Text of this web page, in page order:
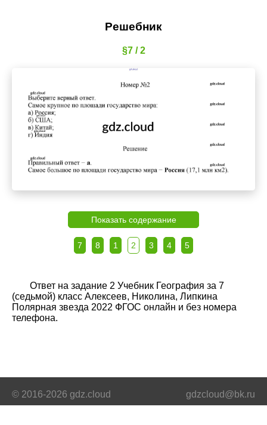
Решебник
§7 / 2
Показать содержание
7 8 1 2 3 4 5
Ответ на задание 2 Учебник География за 7
(седьмой) класс Алексеев, Николина, Липкина
Полярная звезда 2022 ФГОС онлайн и без номера
телефона.
© 2016-2026 gdz.cloud gdzcloud@bk.ru